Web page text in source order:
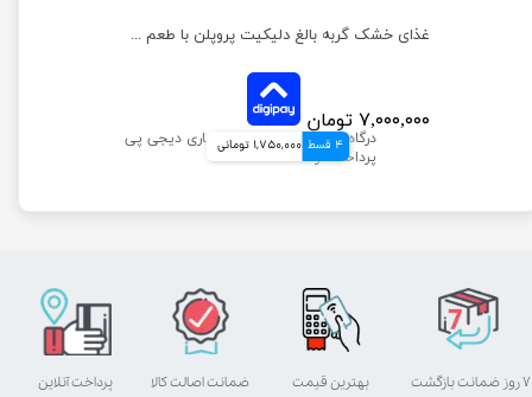
غذای خشک گربه بالغ دلیکیت پروپلن با طعم گوشت بره وزن 1.5 کیلوگرم
۷,۰۰۰,۰۰۰ تومان
4 قسط 1,750,000 تومانی
بهترین قیمت پرداخت آنلاین ۷ روز ضمانت بازگشت ضمانت اصالت کالا